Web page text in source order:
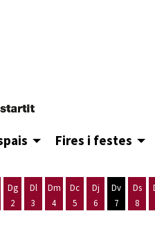
Fires i festes
Dg
2
Dl
3
Dm
4
Dc
5
Dj
6
Dv
7
Ds
8